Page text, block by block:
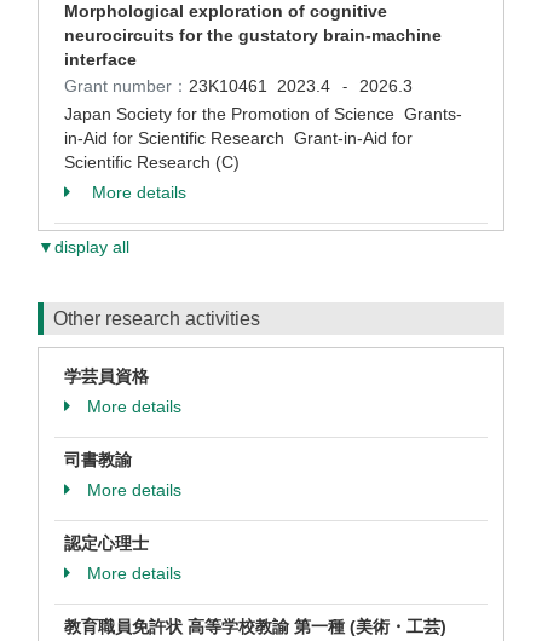
Morphological exploration of cognitive
neurocircuits for the gustatory brain-machine
interface
Grant number： 23K10461 2023.4 -
2026.3
Japan Society for the Promotion of Science Grants-
in-Aid for Scientific Research Grant-in-Aid for
Scientific Research (C)
More details
▼display all
Other research activities
学芸員資格
More details
司書教諭
More details
認定心理士
More details
教育職員免許状 高等学校教諭 第一種 (美術・工芸)